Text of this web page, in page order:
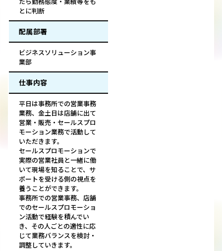
とに判断
配属部署
ビジネスソリューション事
業部
仕事内容
平日は事務所での営業事務
業務、金土日は店舗に出て
営業・販売・セールスプロ
モーション業務で活動して
いただきます。
セールスプロモーションで
実際の営業社員と一緒に働
いて現場を知ることで、サ
ポートを受ける側の視点を
養うことができます。
事務所での営業事務、店舗
でのセールスプロモーショ
ン活動で経験を積んでい
き、その人ごとの適性に応
じて業務バランスを検討・
調整していきます。